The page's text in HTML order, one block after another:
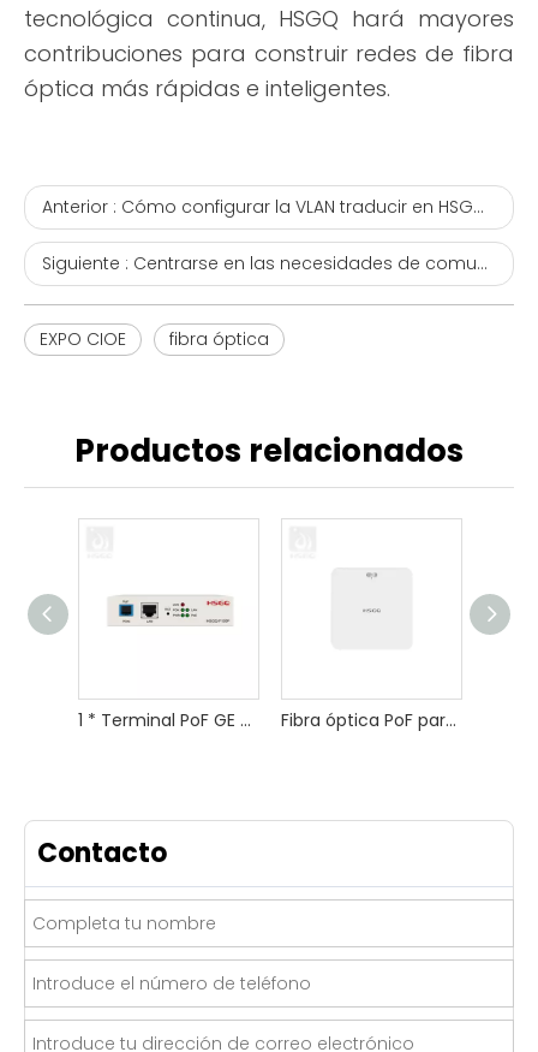
tecnológica continua, HSGQ hará mayores
contribuciones para construir redes de fibra
óptica más rápidas e inteligentes.
Anterior : Cómo configurar la VLAN traducir en HSGQ GPON OLT
Siguiente : Centrarse en las necesidades de comunicación de fibra óptica de Indonesia
EXPO CIOE fibra óptica
Productos relacionados
1 * Terminal PoF GE Fiber ONU para FTTX Fibra óptica PoF para AP de techo
Contacto